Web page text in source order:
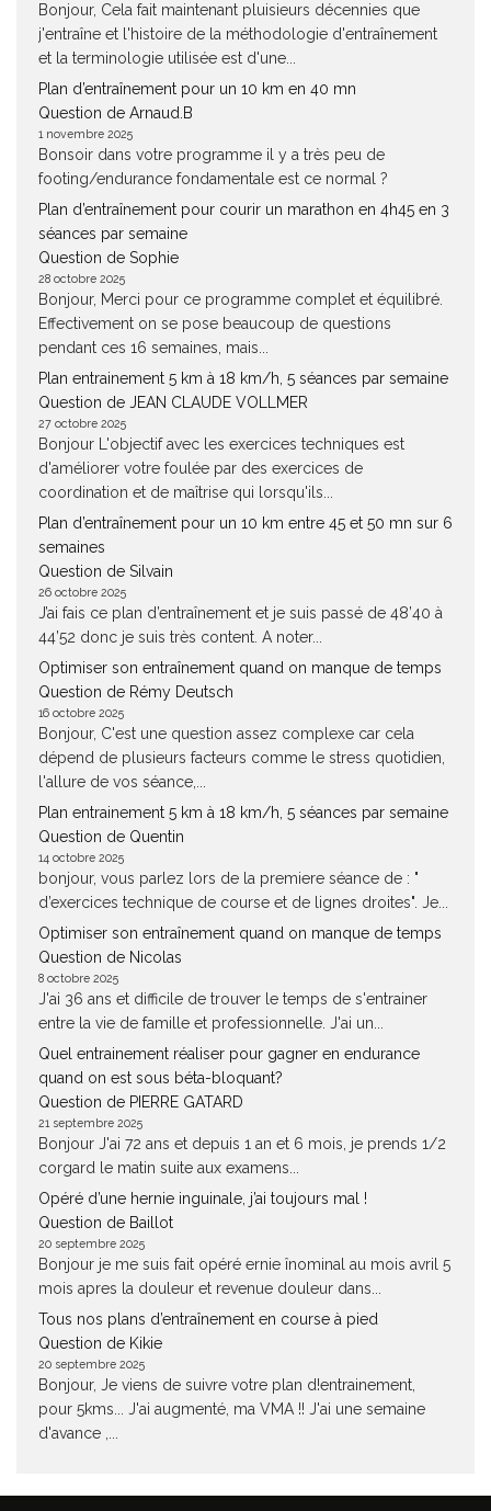
Bonjour, Cela fait maintenant pluisieurs décennies que
j'entraîne et l'histoire de la méthodologie d'entraînement
et la terminologie utilisée est d'une...
Plan d’entraînement pour un 10 km en 40 mn
Question de Arnaud.B
1 novembre 2025
Bonsoir dans votre programme il y a très peu de
footing/endurance fondamentale est ce normal ?
Plan d’entraînement pour courir un marathon en 4h45 en 3
séances par semaine
Question de Sophie
28 octobre 2025
Bonjour, Merci pour ce programme complet et équilibré.
Effectivement on se pose beaucoup de questions
pendant ces 16 semaines, mais...
Plan entrainement 5 km à 18 km/h, 5 séances par semaine
Question de JEAN CLAUDE VOLLMER
27 octobre 2025
Bonjour L'objectif avec les exercices techniques est
d'améliorer votre foulée par des exercices de
coordination et de maîtrise qui lorsqu'ils...
Plan d’entraînement pour un 10 km entre 45 et 50 mn sur 6
semaines
Question de Silvain
26 octobre 2025
J’ai fais ce plan d’entraînement et je suis passé de 48’40 à
44’52 donc je suis très content. A noter...
Optimiser son entraînement quand on manque de temps
Question de Rémy Deutsch
16 octobre 2025
Bonjour, C'est une question assez complexe car cela
dépend de plusieurs facteurs comme le stress quotidien,
l'allure de vos séance,...
Plan entrainement 5 km à 18 km/h, 5 séances par semaine
Question de Quentin
14 octobre 2025
bonjour, vous parlez lors de la premiere séance de : "
d’exercices technique de course et de lignes droites". Je...
Optimiser son entraînement quand on manque de temps
Question de Nicolas
8 octobre 2025
J'ai 36 ans et difficile de trouver le temps de s'entrainer
entre la vie de famille et professionnelle. J'ai un...
Quel entrainement réaliser pour gagner en endurance
quand on est sous béta-bloquant?
Question de PIERRE GATARD
21 septembre 2025
Bonjour J'ai 72 ans et depuis 1 an et 6 mois, je prends 1/2
corgard le matin suite aux examens...
Opéré d’une hernie inguinale, j’ai toujours mal !
Question de Baillot
20 septembre 2025
Bonjour je me suis fait opéré ernie înominal au mois avril 5
mois apres la douleur et revenue douleur dans...
Tous nos plans d’entraînement en course à pied
Question de Kikie
20 septembre 2025
Bonjour, Je viens de suivre votre plan d!entrainement,
pour 5kms... J'ai augmenté, ma VMA !! J'ai une semaine
d'avance ,...